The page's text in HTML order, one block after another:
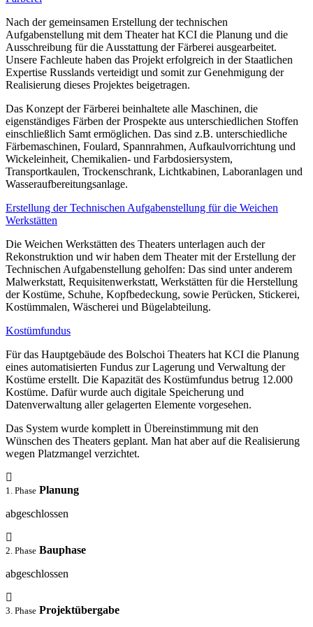
Nach der gemeinsamen Erstellung der technischen
Aufgabenstellung mit dem Theater hat KCI die Planung und die
Ausschreibung für die Ausstattung der Färberei ausgearbeitet.
Unsere Fachleute haben das Projekt erfolgreich in der Staatlichen
Expertise Russlands verteidigt und somit zur Genehmigung der
Realisierung dieses Projektes beigetragen.
Das Konzept der Färberei beinhaltete alle Maschinen, die
eigenständiges Färben der Prospekte aus unterschiedlichen Stoffen
einschließlich Samt ermöglichen. Das sind z.B. unterschiedliche
Färbemaschinen, Foulard, Spannrahmen, Aufkaulvorrichtung und
Wickeleinheit, Chemikalien- und Farbdosiersystem,
Transportkaulen, Trockenschrank, Lichtkabinen, Laboranlagen und
Wasseraufbereitungsanlage.
Erstellung der Technischen Aufgabenstellung für die Weichen
Werkstätten
Die Weichen Werkstätten des Theaters unterlagen auch der
Rekonstruktion und wir haben dem Theater mit der Erstellung der
Technischen Aufgabenstellung geholfen: Das sind unter anderem
Malwerkstatt, Requisitenwerkstatt, Werkstätten für die Herstellung
der Kostüme, Schuhe, Kopfbedeckung, sowie Perücken, Stickerei,
Kostümmalen, Wäscherei und Bügelabteilung.
Kostümfundus
Für das Hauptgebäude des Bolschoi Theaters hat KCI die Planung
eines automatisierten Fundus zur Lagerung und Verwaltung der
Kostüme erstellt. Die Kapazität des Kostümfundus betrug 12.000
Kostüme. Dafür wurde auch digitale Speicherung und
Datenverwaltung aller gelagerten Elemente vorgesehen.
Das System wurde komplett in Übereinstimmung mit den
Wünschen des Theaters geplant. Man hat aber auf die Realisierung
wegen Platzmangel verzichtet.
1. Phase Planung
abgeschlossen
2. Phase Bauphase
abgeschlossen
3. Phase Projektübergabe